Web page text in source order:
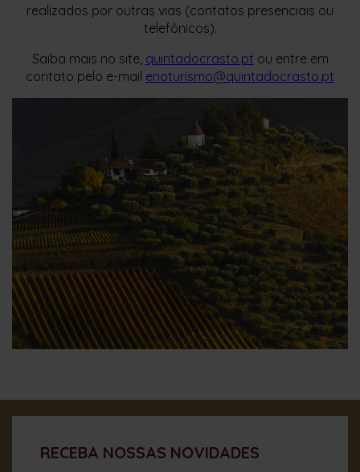
realizados por outras vias (contatos presenciais ou
telefônicos).
Saiba mais no site, quintadocrasto.pt ou entre em
contato pelo e-mail enoturismo@quintadocrasto.pt
RECEBA NOSSAS NOVIDADES